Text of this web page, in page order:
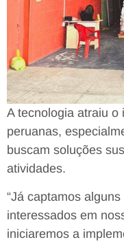
A tecnologia atraiu o
peruanas,
buscam soluções
atividades.
“Já captamos
interessados em
iniciaremos a